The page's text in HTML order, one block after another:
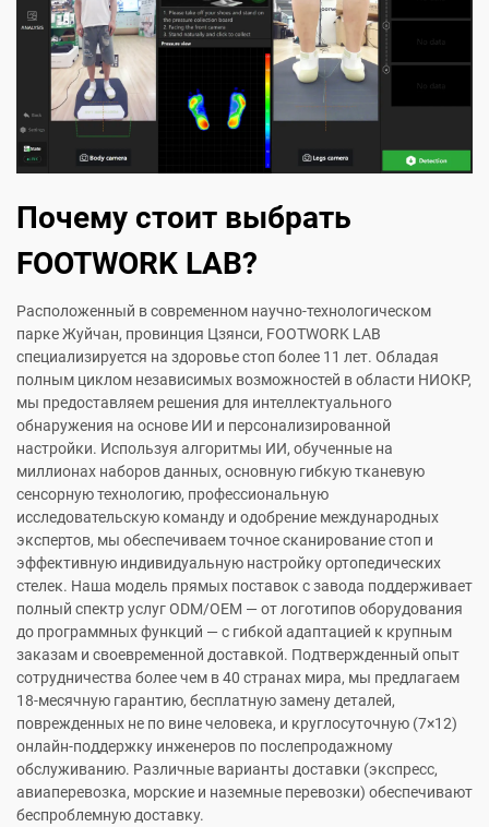
Почему стоит выбрать
FOOTWORK LAB?
Расположенный в современном научно-технологическом
парке Жуйчан, провинция Цзянси, FOOTWORK LAB
специализируется на здоровье стоп более 11 лет. Обладая
полным циклом независимых возможностей в области НИОКР,
мы предоставляем решения для интеллектуального
обнаружения на основе ИИ и персонализированной
настройки. Используя алгоритмы ИИ, обученные на
миллионах наборов данных, основную гибкую тканевую
сенсорную технологию, профессиональную
исследовательскую команду и одобрение международных
экспертов, мы обеспечиваем точное сканирование стоп и
эффективную индивидуальную настройку ортопедических
стелек. Наша модель прямых поставок с завода поддерживает
полный спектр услуг ODM/OEM — от логотипов оборудования
до программных функций — с гибкой адаптацией к крупным
заказам и своевременной доставкой. Подтвержденный опыт
сотрудничества более чем в 40 странах мира, мы предлагаем
18-месячную гарантию, бесплатную замену деталей,
поврежденных не по вине человека, и круглосуточную (7×12)
онлайн-поддержку инженеров по послепродажному
обслуживанию. Различные варианты доставки (экспресс,
авиаперевозка, морские и наземные перевозки) обеспечивают
беспроблемную доставку.